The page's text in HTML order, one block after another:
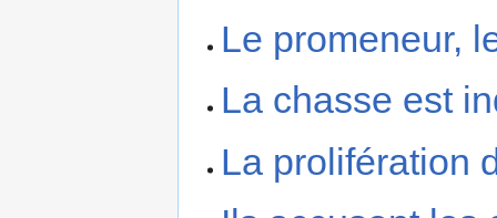
Le promeneur,
La chasse est
La prolifération